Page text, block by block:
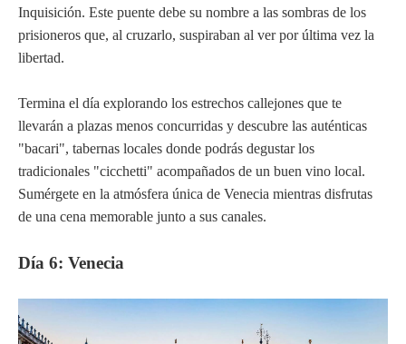
Inquisición. Este puente debe su nombre a las sombras de los
prisioneros que, al cruzarlo, suspiraban al ver por última vez la
libertad.
Termina el día explorando los estrechos callejones que te
llevarán a plazas menos concurridas y descubre las auténticas
"bacari", tabernas locales donde podrás degustar los
tradicionales "cicchetti" acompañados de un buen vino local.
Sumérgete en la atmósfera única de Venecia mientras disfrutas
de una cena memorable junto a sus canales.
Día 6: Venecia